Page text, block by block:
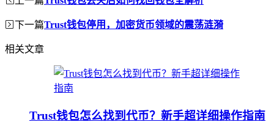
下一篇Trust钱包停用，加密货币领域的震荡涟漪
相关文章
Trust钱包怎么找到代币？新手超详细操作指南